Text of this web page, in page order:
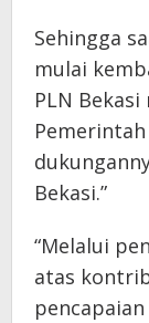
Sehingga
mulai
PLN
Bekasi.”
“Melalui
atas